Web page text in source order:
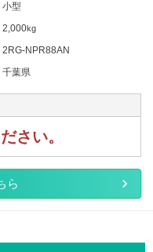
小型
2,000kg
2RG-NPR88AN
千葉県
さい。
ら